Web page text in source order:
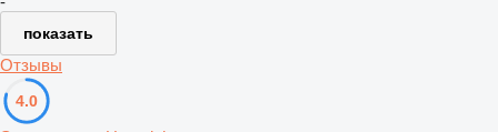
показать
Отзывы
4.0